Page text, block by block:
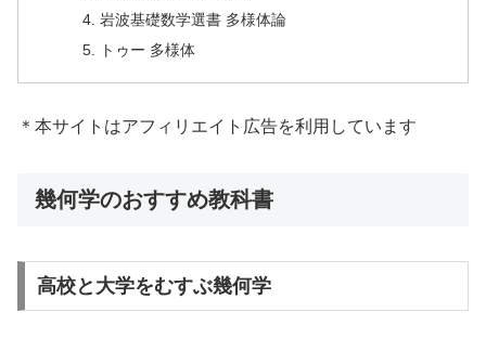
岩波基礎数学選書 多様体論
トゥー 多様体
＊本サイトはアフィリエイト広告を利用しています
幾何学のおすすめ教科書
高校と大学をむすぶ幾何学